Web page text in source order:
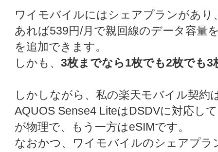
ワイモバイルにはシェアプランがあ
あれば539円/月で親回線のデータ容量
を追加できます。
しかも、 3枚までなら1枚でも2枚でも3
しかしながら、私の楽天モバイル契約
AQUOS Sense4 LiteはDSDVに対応し
が物理で、もう一方はeSIMです。
なおかつ、ワイモバイルのシェアプラ